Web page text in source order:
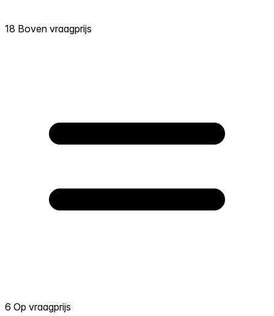
18 Boven vraagprijs
6 Op vraagprijs